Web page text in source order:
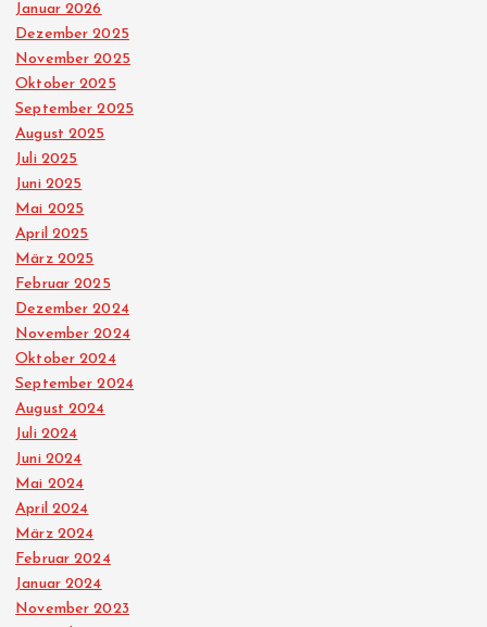
Januar 2026
Dezember 2025
November 2025
Oktober 2025
September 2025
August 2025
Juli 2025
Juni 2025
Mai 2025
April 2025
März 2025
Februar 2025
Dezember 2024
November 2024
Oktober 2024
September 2024
August 2024
Juli 2024
Juni 2024
Mai 2024
April 2024
März 2024
Februar 2024
Januar 2024
November 2023